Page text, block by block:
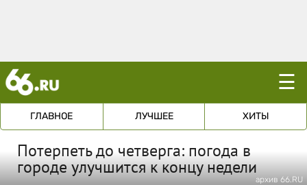
☰
ГЛАВНОЕ ЛУЧШЕЕ ХИТЫ
Потерпеть до четверга: погода в
городе улучшится к концу недели
архив 66.RU